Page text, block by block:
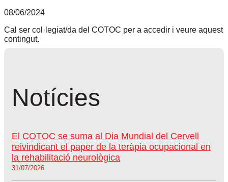
08/06/2024
Cal ser col·legiat/da del COTOC per a accedir i veure aquest
contingut.
Notícies
El COTOC se suma al Dia Mundial del Cervell
reivindicant el paper de la teràpia ocupacional en
la rehabilitació neurològica
31/07/2026